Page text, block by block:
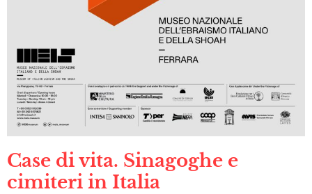
Case di vita. Sinagoghe e
cimiteri in Italia